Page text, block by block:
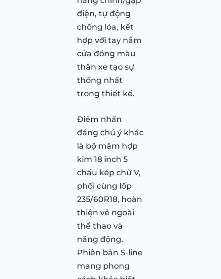
điện, tự động
chống lóa, kết
hợp với tay nắm
cửa đồng màu
thân xe tạo sự
thống nhất
trong thiết kế.
Điểm nhấn
đáng chú ý khác
là bộ mâm hợp
kim 18 inch 5
chấu kép chữ V,
phối cùng lốp
235/60R18, hoàn
thiện vẻ ngoài
thể thao và
năng động.
Phiên bản S-line
mang phong